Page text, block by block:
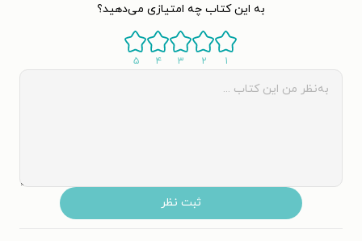
به این کتاب چه امتیازی می‌دهید؟
۱ ۲ ۳ ۴ ۵
ثبت نظر